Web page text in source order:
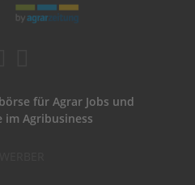
für Agrar Jobs und
im Agribusiness